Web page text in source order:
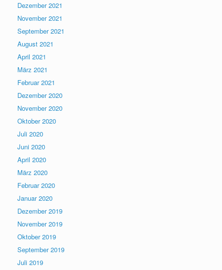
Dezember 2021
November 2021
September 2021
August 2021
April 2021
März 2021
Februar 2021
Dezember 2020
November 2020
Oktober 2020
Juli 2020
Juni 2020
April 2020
März 2020
Februar 2020
Januar 2020
Dezember 2019
November 2019
Oktober 2019
September 2019
Juli 2019